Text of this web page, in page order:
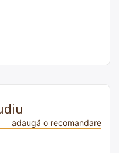
adaugă o recomandare